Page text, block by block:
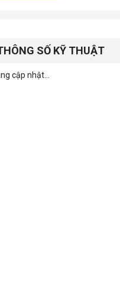
SỐ KỸ THUẬT
cập nhật...